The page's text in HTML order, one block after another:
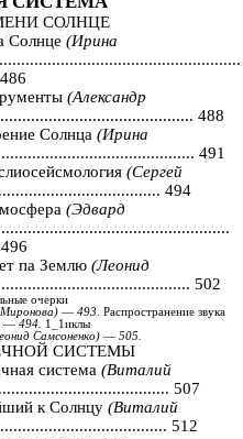
СОЛНЦЕ
Солнце(Ирина
486
(Александр
488
Солнца(Ирина
491
(Сергей
494
(Эдвард
496
па Землю (Леонид
502
очерки
Миронова)— 493.Распространение звука
— 494. 1_1 иклы
Самсоненко)— 505.
СИСТЕМЫ
система(Виталий
507
к Солнцу(Виталий
512